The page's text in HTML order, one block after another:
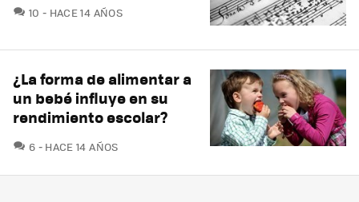
10 COMENTARIOS
HACE 14 AÑOS
¿La forma de alimentar a
un bebé influye en su
rendimiento escolar?
6 COMENTARIOS
HACE 14 AÑOS